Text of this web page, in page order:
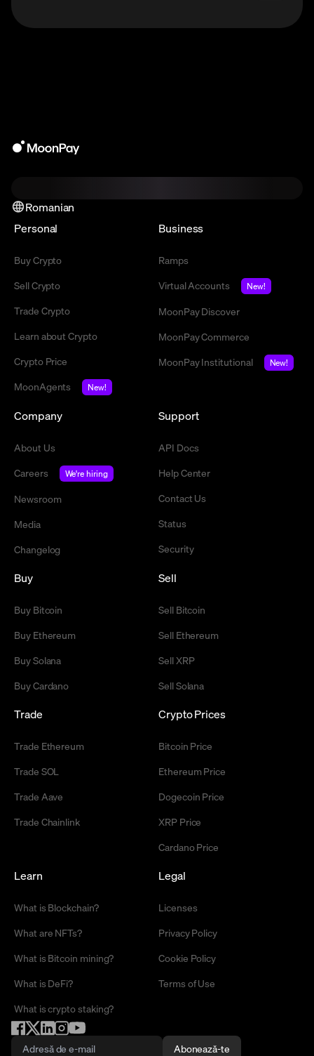
Romanian
Personal
Buy Crypto
Sell Crypto
Trade Crypto
Learn about Crypto
Crypto Price
MoonAgents
New!
Business
Ramps
Virtual Accounts
New!
MoonPay Discover
MoonPay Commerce
MoonPay Institutional
New!
Company
About Us
Careers
We're hiring
Newsroom
Media
Changelog
Support
API Docs
Help Center
Contact Us
Status
Security
Buy
Buy Bitcoin
Buy Ethereum
Buy Solana
Buy Cardano
Sell
Sell Bitcoin
Sell Ethereum
Sell XRP
Sell Solana
Trade
Trade Ethereum
Trade SOL
Trade Aave
Trade Chainlink
Crypto Prices
Bitcoin Price
Ethereum Price
Dogecoin Price
XRP Price
Cardano Price
Learn
What is Blockchain?
What are NFTs?
What is Bitcoin mining?
What is DeFi?
What is crypto staking?
Legal
Licenses
Privacy Policy
Cookie Policy
Terms of Use
Abonează-te